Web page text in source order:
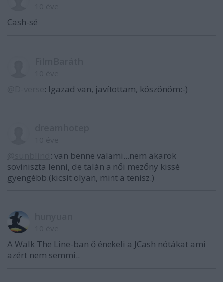
Cash-sé
: Igazad van, javítottam, köszönöm:-)
: van benne valami...nem akarok
soviniszta lenni, de talán a női mezőny kissé
gyengébb.(kicsit olyan, mint a tenisz.)
A Walk The Line-ban ő énekeli a JCash nótákat ami
azért nem semmi..